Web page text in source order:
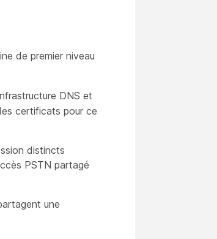
de premier niveau
DNS et
certificats pour ce
distincts
PSTN partagé
une